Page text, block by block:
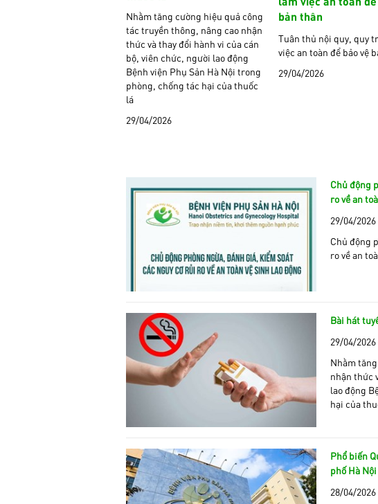
Nhằm tăng cường hiệu quả công
tác truyền thông, nâng cao nhận
thức và thay đổi hành vi của cán
bộ, viên chức, người lao động
Bệnh viện Phụ Sản Hà Nội trong
phòng, chống tác hại của thuốc
lá
29/04/2026
bản thân
Tuân thủ nội quy, quy
việc an toàn để bảo vệ
29/04/2026
Chủ động
ro về an
29/04/2026
Chủ động
ro về an
Bài hát
29/04/2026
Nhằm
nhận thức
lao động
hại của
Phổ biến
phố Hà Nội
28/04/2026